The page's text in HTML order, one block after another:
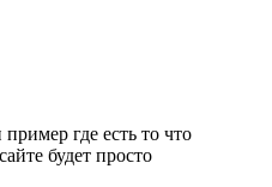
где есть то что
будет просто